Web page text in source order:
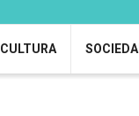
CULTURA